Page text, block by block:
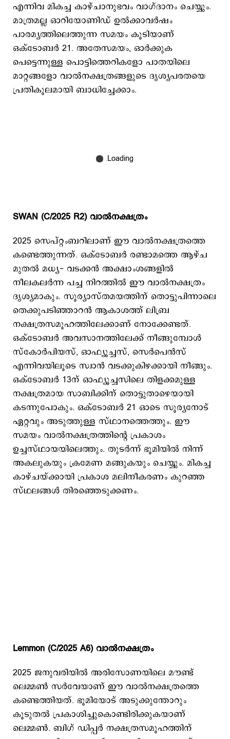
എന്നിവ മികച്ച കാഴ്ചാനുഭവം വാഗ്ദാനം ചെയ്യും.
മാത്രമല്ല ഓറിയോണിഡ് ഉൽക്കാവർഷം
പാരമ്യത്തിലെത്തുന്ന സമയം കൂടിയാണ്
ഒക്ടോബര്‍ 21. അതേസമയം, ഓര്‍ക്കുക
പെട്ടെന്നുള്ള പൊട്ടിത്തെറികളോ പാതയിലെ
മാറ്റങ്ങളോ വാല്‍നക്ഷത്രങ്ങളുടെ ദൃശ്യപരതയെ
പ്രതികൂലമായി ബാധിച്ചേക്കാം.
SWAN (C/2025 R2) വാൽനക്ഷത്രം
2025 സെപ്റ്റംബറിലാണ് ഈ വാല്‍നക്ഷത്രത്തെ
കണ്ടെത്തുന്നത്. ഒക്ടോബർ രണ്ടാമത്തെ ആഴ്ച
മുതൽ മധ്യ- വടക്കൻ അക്ഷാംശങ്ങളിൽ
നീലകലർന്ന പച്ച നിറത്തില്‍ ഈ വാല്‍നക്ഷത്രം
ദൃശ്യമാകും. സൂര്യാസ്തമയത്തിന് തൊട്ടുപിന്നാലെ
തെക്കുപടിഞ്ഞാറൻ ആകാശത്ത് ലിബ്ര
നക്ഷത്രസമൂഹത്തിലേക്കാണ് നോക്കേണ്ടത്.
ഒക്ടോബര്‍ അവസാനത്തിലേക്ക് നീങ്ങുമ്പോള്‍
സ്കോർപിയസ്, ഓഫ്യൂച്ചസ്, സെർപെൻസ്
എന്നിവയിലൂടെ സ്വാന്‍ വടക്കുകിഴക്കായി നീങ്ങും.
ഒക്ടോബർ 13ന് ഓഫ്യൂച്ചസിലെ തിളക്കമുള്ള
നക്ഷത്രമായ സാബിക്കിന് തൊട്ടുതാഴെയായി
കടന്നുപോകും. ഒക്ടോബർ 21 ഓടെ സൂര്യനോട്
ഏറ്റവും അടുത്തുള്ള സ്ഥാനത്തെത്തും. ഈ
സമയം വാല്‍നക്ഷത്രത്തിന്‍റെ പ്രകാശം
ഉച്ചസ്ഥായയിലെത്തും. തുടർന്ന് ഭൂമിയിൽ നിന്ന്
അകലുകയും ക്രമേണ മങ്ങുകയും ചെയ്യും. മികച്ച
കാഴ്ചയ്ക്കായി പ്രകാശ മലിനീകരണം കുറഞ്ഞ
സ്ഥലങ്ങള്‍ തിരഞ്ഞെടുക്കണം.
Lemmon (C/2025 A6) വാൽനക്ഷത്രം
2025 ജനുവരിയിൽ അരിസോണയിലെ മൗണ്ട്
ലെമ്മൺ സർവേയാണ് ഈ വാല്‍നക്ഷത്രത്തെ
കണ്ടെത്തിയത്. ഭൂമിയോട് അടുക്കുന്തോറും
കൂടുതൽ പ്രകാശിച്ചുകൊണ്ടിരിക്കുകയാണ്
ലെമ്മൺ. ബിഗ് ഡിപ്പർ നക്ഷത്രസമൂഹത്തിന്